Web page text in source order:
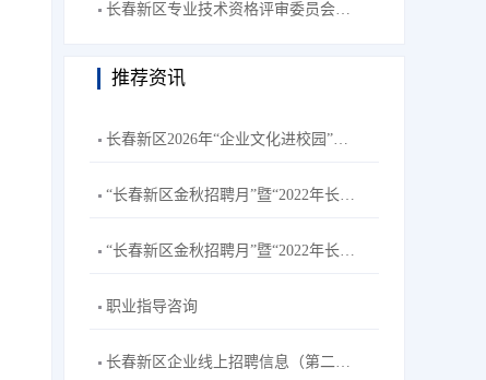
长春新区专业技术资格评审委员会医药、电子工程专业评审拟通过人员名单公示
推荐资讯
长春新区2026年“企业文化进校园”春季巡展活动
“长春新区金秋招聘月”暨“2022年长春新区招聘高校毕业生秋季专场”主题网络双选会--长春理工大学站活动公告
“长春新区金秋招聘月”暨“2022年长春新区招聘高校毕业生秋季专场”主题网络双选会--长春工业大学站活动公告
职业指导咨询
长春新区企业线上招聘信息（第二十五期）